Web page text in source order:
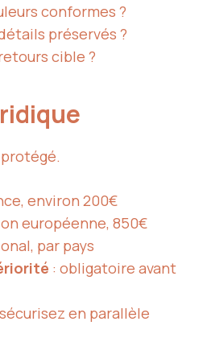
conformes ?
préservés ?
cible ?
environ 200€
européenne, 850€
par pays
: obligatoire avant
en parallèle